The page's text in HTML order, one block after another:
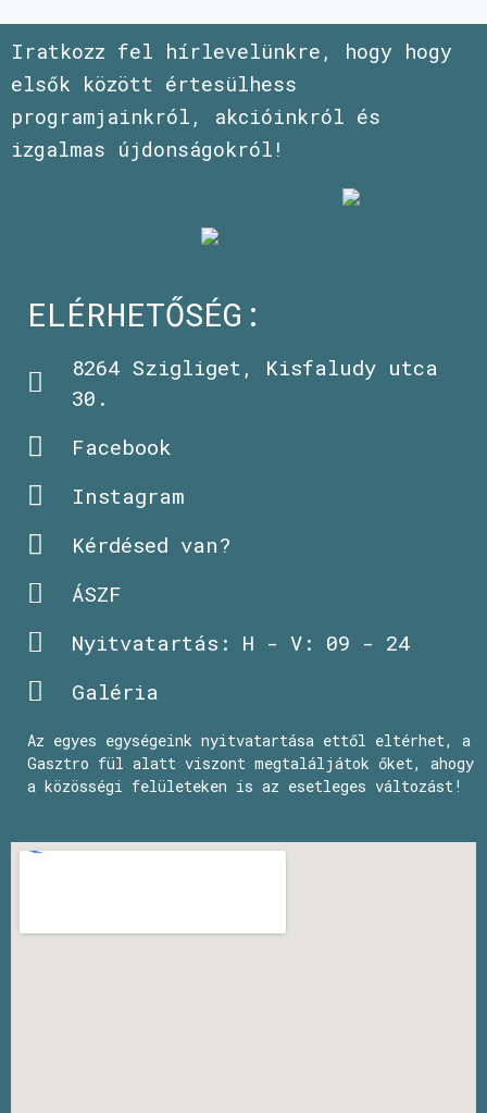
ELÉRHETŐSÉG:
8264 Szigliget, Kisfaludy utca
30.
Facebook
Instagram
Kérdésed van?
ÁSZF
Nyitvatartás: H - V: 09 - 24
Galéria
Az egyes egységeink nyitvatartása ettől eltérhet, a
Gasztro fül alatt viszont megtaláljátok őket, ahogy
a közösségi felületeken is az esetleges változást!
Iratkozz fel hírlevelünkre, hogy hogy
elsők között értesülhess
programjainkról, akcióinkról és
izgalmas újdonságokról!